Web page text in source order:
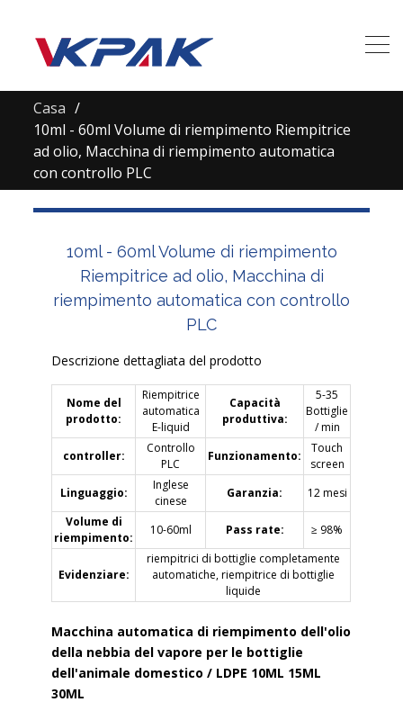
Casa
10ml - 60ml Volume di riempimento Riempitrice
ad olio, Macchina di riempimento automatica
con controllo PLC
10ml - 60ml Volume di riempimento
Riempitrice ad olio, Macchina di
riempimento automatica con controllo
PLC
Descrizione dettagliata del prodotto
Nome del
prodotto:
Riempitrice
automatica
E-liquid
Capacità
produttiva:
5-35
Bottiglie
/ min
controller:
Controllo
PLC
Funzionamento:
Touch
screen
Linguaggio:
Inglese
cinese
Garanzia:
12 mesi
Volume di
riempimento:
10-60ml Pass rate: ≥ 98%
Evidenziare:
riempitrici di bottiglie completamente
automatiche, riempitrice di bottiglie
liquide
Macchina automatica di riempimento dell'olio
della nebbia del vapore per le bottiglie
dell'animale domestico / LDPE 10ML 15ML
30ML